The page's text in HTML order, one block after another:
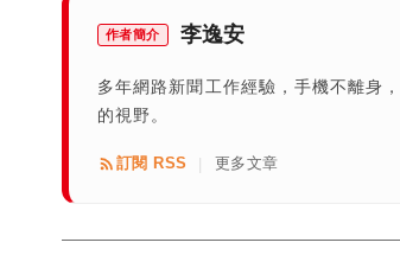
作者簡介 李逸安
多年網路新聞工作經驗，手機不離身
的視野。
訂閱 RSS 更多文章